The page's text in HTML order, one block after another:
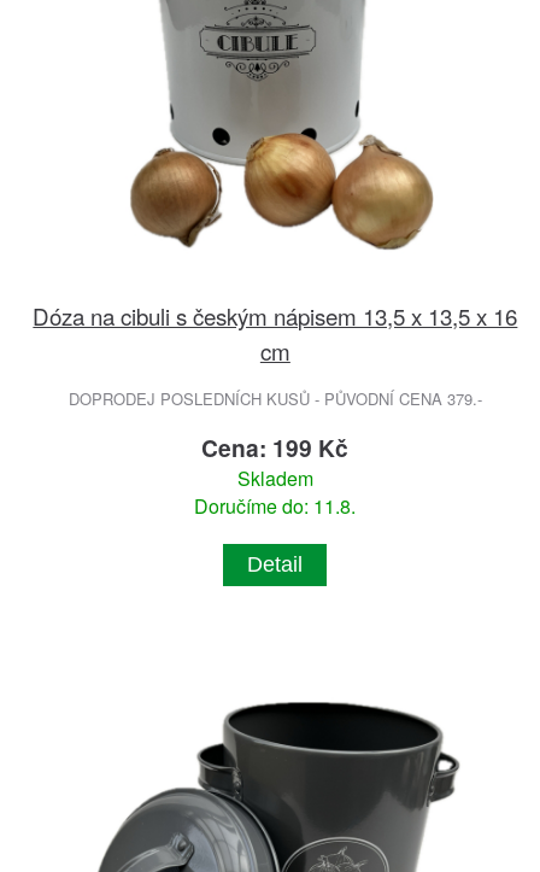
Dóza na cibuli s českým nápisem 13,5 x 13,5 x 16
cm
DOPRODEJ POSLEDNÍCH KUSŮ - PŮVODNÍ CENA 379.-
Cena: 199 Kč
Skladem
Doručíme do: 11.8.
Detail